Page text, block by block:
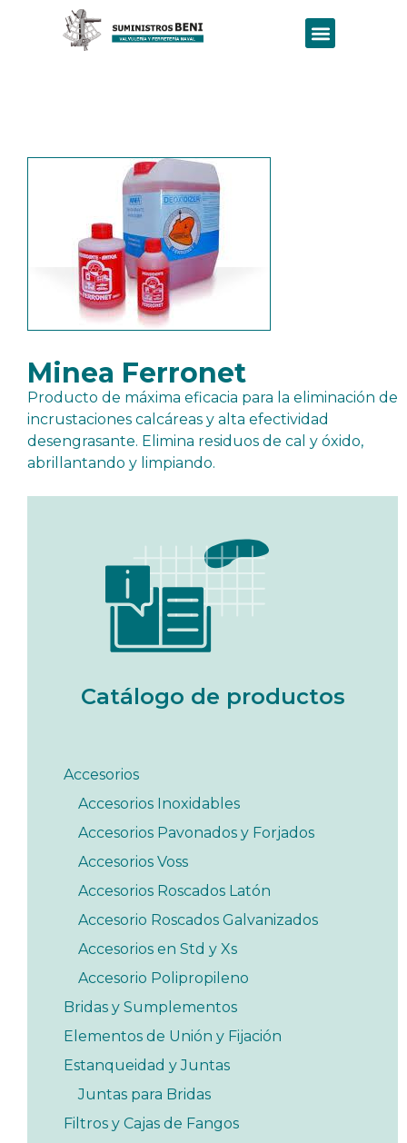
Catálogo de productos
Accesorios
Accesorios Inoxidables
Accesorios Pavonados y Forjados
Accesorios Voss
Accesorios Roscados Latón
Accesorio Roscados Galvanizados
Accesorios en Std y Xs
Accesorio Polipropileno
Bridas y Sumplementos
Elementos de Unión y Fijación
Estanqueidad y Juntas
Juntas para Bridas
Filtros y Cajas de Fangos
Minea Ferronet
Producto de máxima eficacia para la eliminación de
incrustaciones calcáreas y alta efectividad
desengrasante. Elimina residuos de cal y óxido,
abrillantando y limpiando.